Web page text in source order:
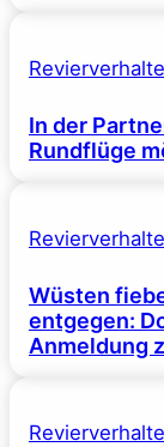
In der
Rundflüge
Wüsten
entgegen:
Anmeldung